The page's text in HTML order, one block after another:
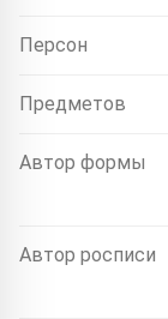
Персон
Предметов
Автор формы
Автор росписи